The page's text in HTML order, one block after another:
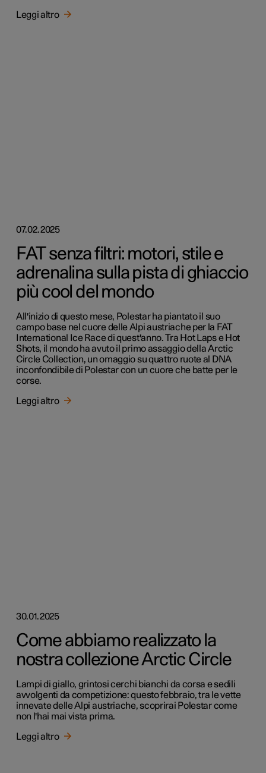
Leggi altro
07.02.2025
FAT senza filtri: motori, stile e
adrenalina sulla pista di ghiaccio
più cool del mondo
All'inizio di questo mese, Polestar ha piantato il suo
campo base nel cuore delle Alpi austriache per la FAT
International Ice Race di quest'anno. Tra Hot Laps e Hot
Shots, il mondo ha avuto il primo assaggio della Arctic
Circle Collection, un omaggio su quattro ruote al DNA
inconfondibile di Polestar con un cuore che batte per le
corse.
Leggi altro
30.01.2025
Come abbiamo realizzato la
nostra collezione Arctic Circle
Lampi di giallo, grintosi cerchi bianchi da corsa e sedili
avvolgenti da competizione: questo febbraio, tra le vette
innevate delle Alpi austriache, scoprirai Polestar come
non l'hai mai vista prima.
Leggi altro